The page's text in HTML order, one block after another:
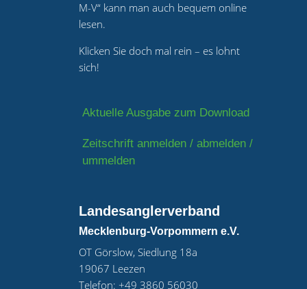
M-V“ kann man auch bequem online
lesen.
Klicken Sie doch mal rein – es lohnt
sich!
Aktuelle Ausgabe zum Download
Zeitschrift anmelden / abmelden /
ummelden
Landesanglerverband
Mecklenburg-Vorpommern e.V.
OT Görslow, Siedlung 18a
19067 Leezen
Telefon: +49 3860 56030